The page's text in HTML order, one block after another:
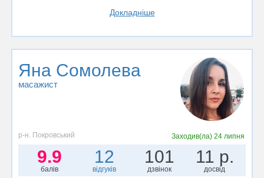
Докладніше
Яна Сомолева
масажист
р-н. Покровський Заходив(ла) 24 липня
9.9
балів
12
відгуків
101
дзвінок
11 р.
досвід